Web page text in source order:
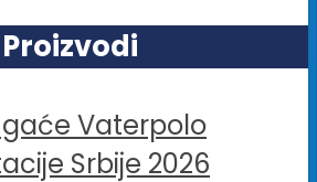
Proizvodi